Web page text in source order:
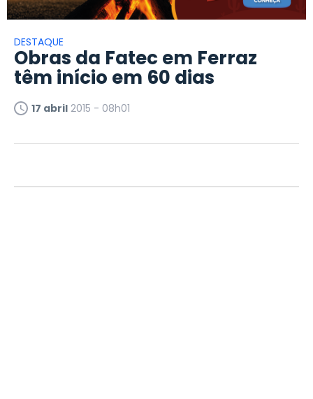
DESTAQUE
Obras da Fatec em Ferraz
têm início em 60 dias
17 abril 2015 - 08h01